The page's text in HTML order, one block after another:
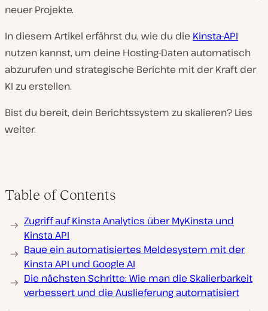
neuer Projekte.
In diesem Artikel erfährst du, wie du die Kinsta-API
nutzen kannst, um deine Hosting-Daten automatisch
abzurufen und strategische Berichte mit der Kraft der
KI zu erstellen.
Bist du bereit, dein Berichtssystem zu skalieren? Lies
weiter.
Table of Contents
Zugriff auf Kinsta Analytics über MyKinsta und
Kinsta API
Baue ein automatisiertes Meldesystem mit der
Kinsta API und Google AI
Die nächsten Schritte: Wie man die Skalierbarkeit
verbessert und die Auslieferung automatisiert